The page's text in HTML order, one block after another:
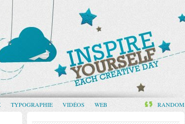
TYPOGRAPHIE VIDÉOS WEB RANDOM